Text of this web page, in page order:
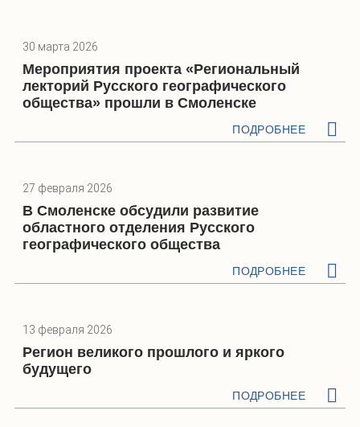
30 марта 2026
Мероприятия проекта «Региональный
лекторий Русского географического
общества» прошли в Смоленске
ПОДРОБНЕЕ
27 февраля 2026
В Смоленске обсудили развитие
областного отделения Русского
географического общества
ПОДРОБНЕЕ
13 февраля 2026
Регион великого прошлого и яркого
будущего
ПОДРОБНЕЕ